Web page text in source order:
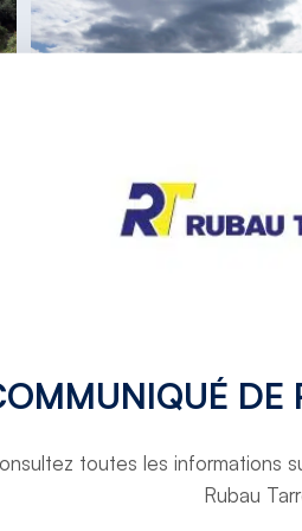
DE
toutes les informations
Rubau